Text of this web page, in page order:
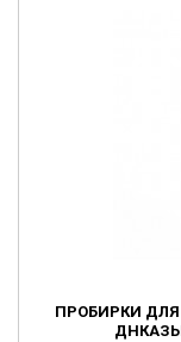
ПРОБИРКИ